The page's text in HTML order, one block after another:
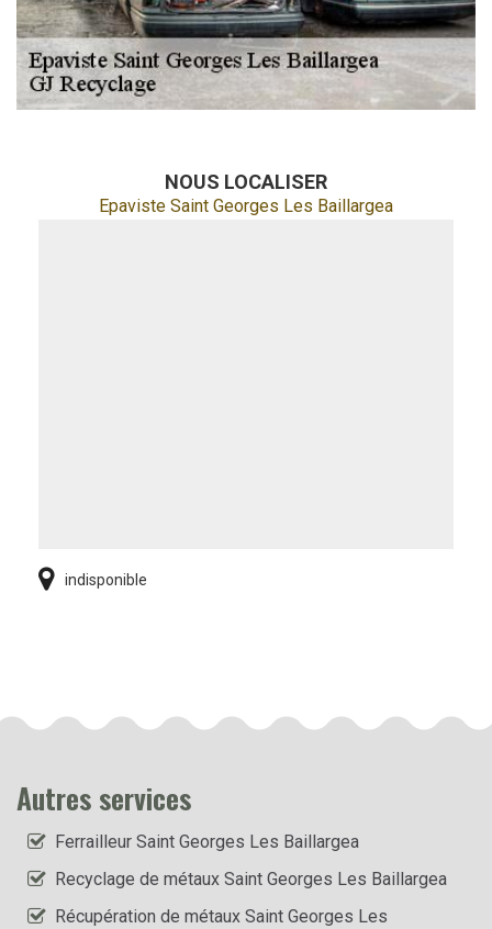
NOUS LOCALISER
Epaviste Saint Georges Les Baillargea
indisponible
Autres services
Ferrailleur Saint Georges Les Baillargea
Recyclage de métaux Saint Georges Les Baillargea
Récupération de métaux Saint Georges Les